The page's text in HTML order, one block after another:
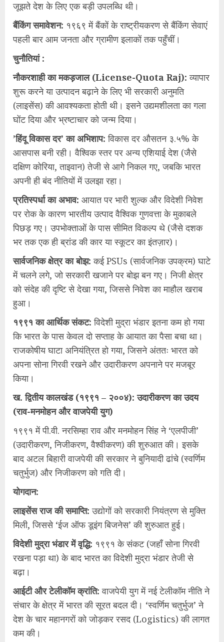
जूझते देश के लिए एक बड़ी उपलब्धि थी।
​बैंकिंग समावेशन: १९६९ में बैंकों के राष्ट्रीयकरण से बैंकिंग सेवाएं
पहली बार आम जनता और ग्रामीण इलाकों तक पहुँचीं।
​चुनौतियां :
​नौकरशाही का मकड़जाल (License-Quota Raj): व्यापार
शुरू करने या उत्पादन बढ़ाने के लिए भी सरकारी अनुमति
(लाइसेंस) की आवश्यकता होती थी। इसने उद्यमशीलता का गला
घोंट दिया और भ्रष्टाचार को जन्म दिया।
​’हिंदू विकास दर’ का अभिशाप: विकास दर औसतन ३.५% के
आसपास बनी रही। वैश्विक स्तर पर अन्य एशियाई देश (जैसे
दक्षिण कोरिया, ताइवान) तेजी से आगे निकल गए, जबकि भारत
अपनी ही बंद नीतियों में उलझा रहा।
​प्रतिस्पर्धा का अभाव: आयात पर भारी शुल्क और विदेशी निवेश
पर रोक के कारण भारतीय उत्पाद वैश्विक गुणवत्ता के मुकाबले
पिछड़ गए। उपभोक्ताओं के पास सीमित विकल्प थे (जैसे दशक
भर तक एक ही ब्रांड की कार या स्कूटर का इंतज़ार)।
​सार्वजनिक क्षेत्र का बोझ: कई PSUs (सार्वजनिक उपक्रम) घाटे
में चलने लगे, जो सरकारी खजाने पर बोझ बन गए। निजी क्षेत्र
को संदेह की दृष्टि से देखा गया, जिससे निवेश का माहौल खराब
हुआ।
​१९९१ का आर्थिक संकट: विदेशी मुद्रा भंडार इतना कम हो गया
कि भारत के पास केवल दो सप्ताह के आयात का पैसा बचा था।
राजकोषीय घाटा अनियंत्रित हो गया, जिसने अंततः भारत को
अपना सोना गिरवी रखने और उदारीकरण अपनाने पर मजबूर
किया।
ख. द्वितीय कालखंड (१९९१ – २००४): उदारीकरण का उदय
(राव-मनमोहन और वाजपेयी युग)
१९९१ में पी.वी. नरसिम्हा राव और मनमोहन सिंह ने ‘एलपीजी’
(उदारीकरण, निजीकरण, वैश्वीकरण) की शुरुआत की। इसके
बाद अटल बिहारी वाजपेयी की सरकार ने बुनियादी ढांचे (स्वर्णिम
चतुर्भुज) और निजीकरण को गति दी।
योगदान:
​लाइसेंस राज की समाप्ति: उद्योगों को सरकारी नियंत्रण से मुक्ति
मिली, जिससे ‘ईज ऑफ डूइंग बिजनेस’ की शुरुआत हुई।
​विदेशी मुद्रा भंडार में वृद्धि: १९९१ के संकट (जहाँ सोना गिरवी
रखना पड़ा था) के बाद भारत का विदेशी मुद्रा भंडार तेजी से
बढ़ा।
​आईटी और टेलीकॉम क्रांति: वाजपेयी युग में नई टेलीकॉम नीति ने
संचार के क्षेत्र में भारत की सूरत बदल दी। ‘स्वर्णिम चतुर्भुज’ ने
देश के चार महानगरों को जोड़कर रसद (Logistics) की लागत
कम की।